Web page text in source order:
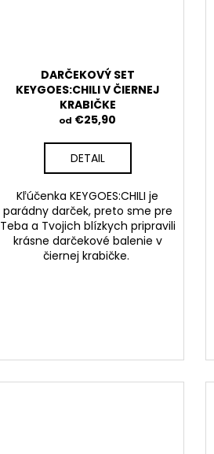
DARČEKOVÝ SET
KEYGOES:CHILI V ČIERNEJ
KRABIČKE
od €25,90
DETAIL
Kľúčenka KEYGOES:CHILI je
parádny darček, preto sme pre
Teba a Tvojich blízkych pripravili
krásne darčekové balenie v
čiernej krabičke.